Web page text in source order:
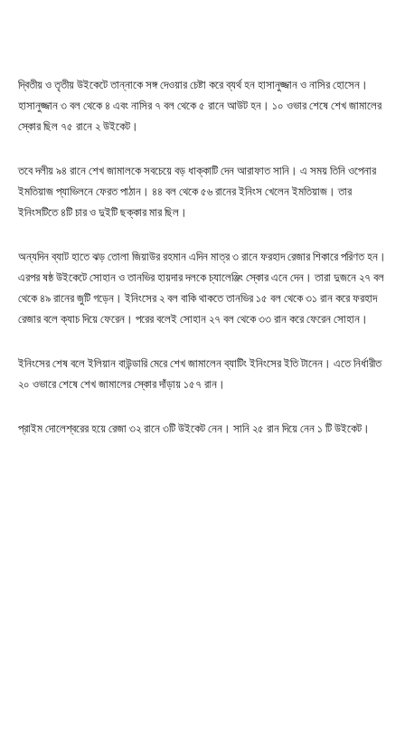
দ্বিতীয় ও তৃতীয় উইকেটে তান্নাকে সঙ্গ দেওয়ার চেষ্টা করে ব্যর্থ হন হাসানুজ্জান ও নাসির হোসেন।
হাসানুজ্জান ৩ বল থেকে ৪ এবং নাসির ৭ বল থেকে ৫ রানে আউট হন। ১০ ওভার শেষে শেখ জামালের
স্কোর ছিল ৭৫ রানে ২ উইকেট।
তবে দলীয় ৯৪ রানে শেখ জামালকে সবচেয়ে বড় ধাক্কাটি দেন আরাফাত সানি। এ সময় তিনি ওপেনার
ইমতিয়াজ প্যাভিলনে ফেরত পাঠান। ৪৪ বল থেকে ৫৬ রানের ইনিংস খেলেন ইমতিয়াজ। তার
ইনিংসটিতে ৪টি চার ও দুইটি ছক্কার মার ছিল।
অন্যদিন ব্যাট হাতে ঝড় তোলা জিয়াউর রহমান এদিন মাত্র ৩ রানে ফরহাদ রেজার শিকারে পরিণত হন।
এরপর ষষ্ঠ উইকেটে সোহান ও তানভির হায়দার দলকে চ্যালেঞ্জিং স্কোর এনে দেন। তারা দুজনে ২৭ বল
থেকে ৪৯ রানের জুটি গড়েন। ইনিংসের ২ বল বাকি থাকতে তানভির ১৫ বল থেকে ৩১ রান করে ফরহাদ
রেজার বলে ক্যাচ দিয়ে ফেরেন। পরের বলেই সোহান ২৭ বল থেকে ৩৩ রান করে ফেরেন সোহান।
ইনিংসের শেষ বলে ইলিয়ান বাউন্ডারি মেরে শেখ জামালেন ব্যাটিং ইনিংসের ইতি টানেন। এতে নির্ধারীত
২০ ওভারে শেষে শেখ জামালের স্কোর দাঁড়ায় ১৫৭ রান।
প্রাইম দোলেশ্বরের হয়ে রেজা ৩২ রানে ৩টি উইকেট নেন। সানি ২৫ রান দিয়ে নেন ১ টি উইকেট।